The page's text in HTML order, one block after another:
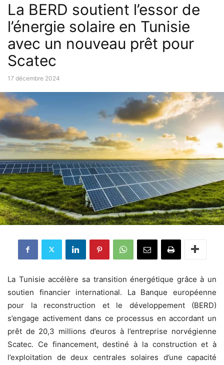
La BERD soutient l’essor de
l’énergie solaire en Tunisie
avec un nouveau prêt pour
Scatec
17 décembre 2024
La Tunisie accélère sa transition énergétique grâce à un
soutien financier international. La Banque européenne
pour la reconstruction et le développement (BERD)
s’engage activement dans ce processus en accordant un
prêt de 20,3 millions d’euros à l’entreprise norvégienne
Scatec. Ce financement, destiné à la construction et à
l’exploitation de deux centrales solaires d’une capacité